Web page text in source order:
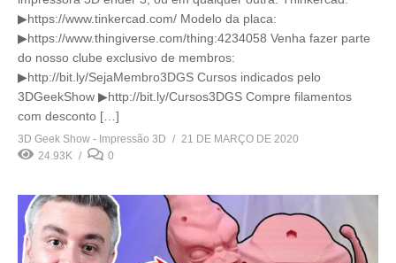
▶https://www.tinkercad.com/ Modelo da placa:
▶https://www.thingiverse.com/thing:4234058 Venha fazer parte
do nosso clube exclusivo de membros:
▶http://bit.ly/SejaMembro3DGS Cursos indicados pelo
3DGeekShow ▶http://bit.ly/Cursos3DGS Compre filamentos
com desconto […]
3D Geek Show - Impressão 3D
21 DE MARÇO DE 2020
24.93K
0